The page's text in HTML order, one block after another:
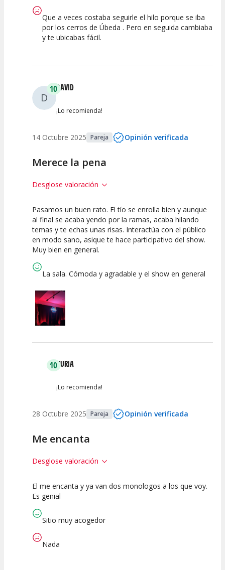
Que a veces costaba seguirle el hilo porque se iba
por los cerros de Úbeda . Pero en seguida cambiaba
y te ubicabas fácil.
D
10DAVID
¡Lo recomienda!
14 Octubre 2025 Pareja Opinión verificada
Merece la pena
Desglose valoración
10
Calidad del
Espectáculo
10
Puesta en
Escena
10
Interpretación
artística
Pasamos un buen rato. El tío se enrolla bien y aunque
al final se acaba yendo por la ramas, acaba hilando
temas y te echas unas risas. Interactúa con el público
en modo sano, asique te hace participativo del show.
Muy bien en general.
La sala. Cómoda y agradable y el show en general
10NURIA
¡Lo recomienda!
28 Octubre 2025 Pareja Opinión verificada
Me encanta
Desglose valoración
10
Espectáculo
10
Escena
10
El me encanta y ya van dos monologos a los que voy.
Es genial
Sitio muy acogedor
Nada